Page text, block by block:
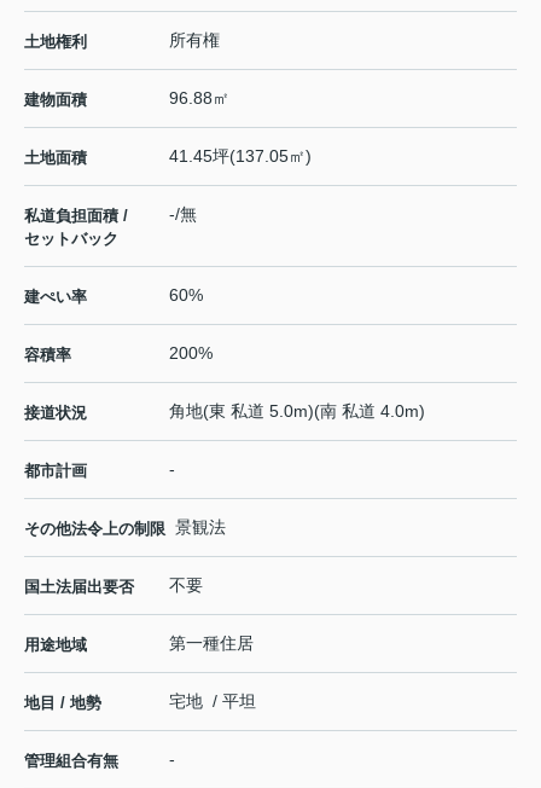
土地権利 所有権
建物面積 96.88㎡
土地面積 41.45坪(137.05㎡)
私道負担面積 /
セットバック
-/無
建ぺい率 60%
容積率 200%
接道状況 角地(東 私道 5.0m)(南 私道 4.0m)
都市計画 -
その他法令上の制限 景観法
国土法届出要否 不要
用途地域 第一種住居
地目 / 地勢 宅地 / 平坦
管理組合有無 -